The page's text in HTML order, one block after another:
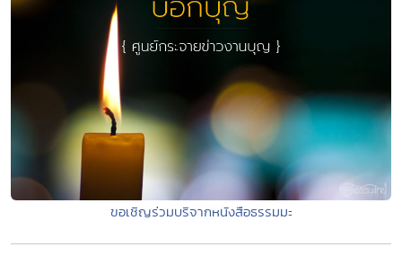
ขอเชิญร่วมบริจากหนังสือธรรมมะ